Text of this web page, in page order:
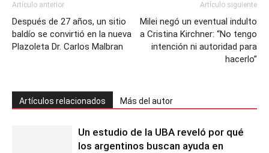
Artículo anterior
Después de 27 años, un sitio
baldío se convirtió en la nueva
Plazoleta Dr. Carlos Malbran
Artículo siguiente
Milei negó un eventual indulto
a Cristina Kirchner: “No tengo
intención ni autoridad para
hacerlo”
Artículos relacionados Más del autor
Un estudio de la UBA reveló por qué
los argentinos buscan ayuda en